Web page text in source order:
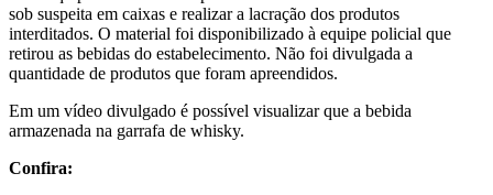
sob suspeita em caixas e realizar a lacração dos produtos
interditados. O material foi disponibilizado à equipe policial que
retirou as bebidas do estabelecimento. Não foi divulgada a
quantidade de produtos que foram apreendidos.
Em um vídeo divulgado é possível visualizar que a bebida
armazenada na garrafa de whisky.
Confira: